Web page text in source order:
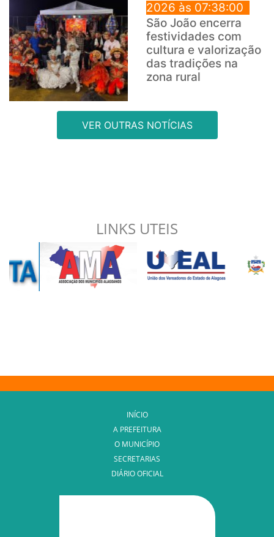
2026 às 07:38:00
São João encerra
festividades com
cultura e valorização
das tradições na
zona rural
VER OUTRAS NOTÍCIAS
LINKS UTEIS
INÍCIO
A PREFEITURA
O MUNICÍPIO
SECRETARIAS
DIÁRIO OFICIAL